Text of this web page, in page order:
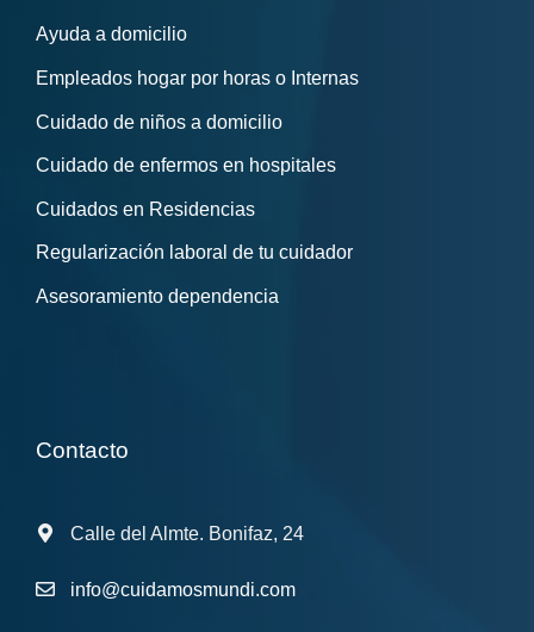
Ayuda a domicilio
Empleados hogar por horas o Internas
Cuidado de niños a domicilio
Cuidado de enfermos en hospitales
Cuidados en Residencias
Regularización laboral de tu cuidador
Asesoramiento dependencia
Contacto
Calle del Almte. Bonifaz, 24
info@cuidamosmundi.com